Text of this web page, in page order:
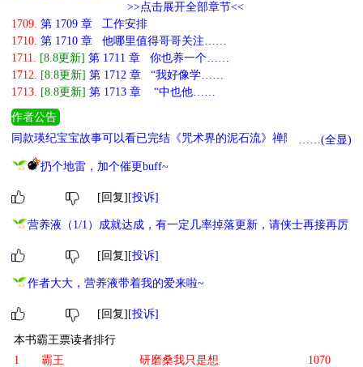
>>点击展开全部章节<<
1709. 第 1709 章 工作安排
1710. 第 1710 章 他哪里值得哥哥关注……
1711. [8.8更新] 第 1711 章 你也养一个……
1712. [8.8更新] 第 1712 章 “我好像学……
1713. [8.8更新] 第 1713 章 “中也他……
作者公告
同款瑛纪宝宝故事可以看已完结《咒术界的泥石流》禅院瑛纪是正
文，五条瑛纪是番外，海崎瑛纪是福利番外。 + 推一下预收。 《别
拦我让我下副本[穿书]》 男主无cp下副本发癫事故合集。 《在轮回
副本里当Boss》 言情女主发现自己成了boss的日常奇幻小故事 欢迎
大家自取并收藏专栏么么哒！
……(全显)
扔个地雷，加个催更buff~
[回复] [投诉]
营养液（1/1）成就达成，有一定几率掉落更新，请侠士再接再厉
[回复] [投诉]
作者大大，营养液带着我的爱来啦~
[回复] [投诉]
本书霸王票读者排行
1
霸王 研磨桑我只是想 1070